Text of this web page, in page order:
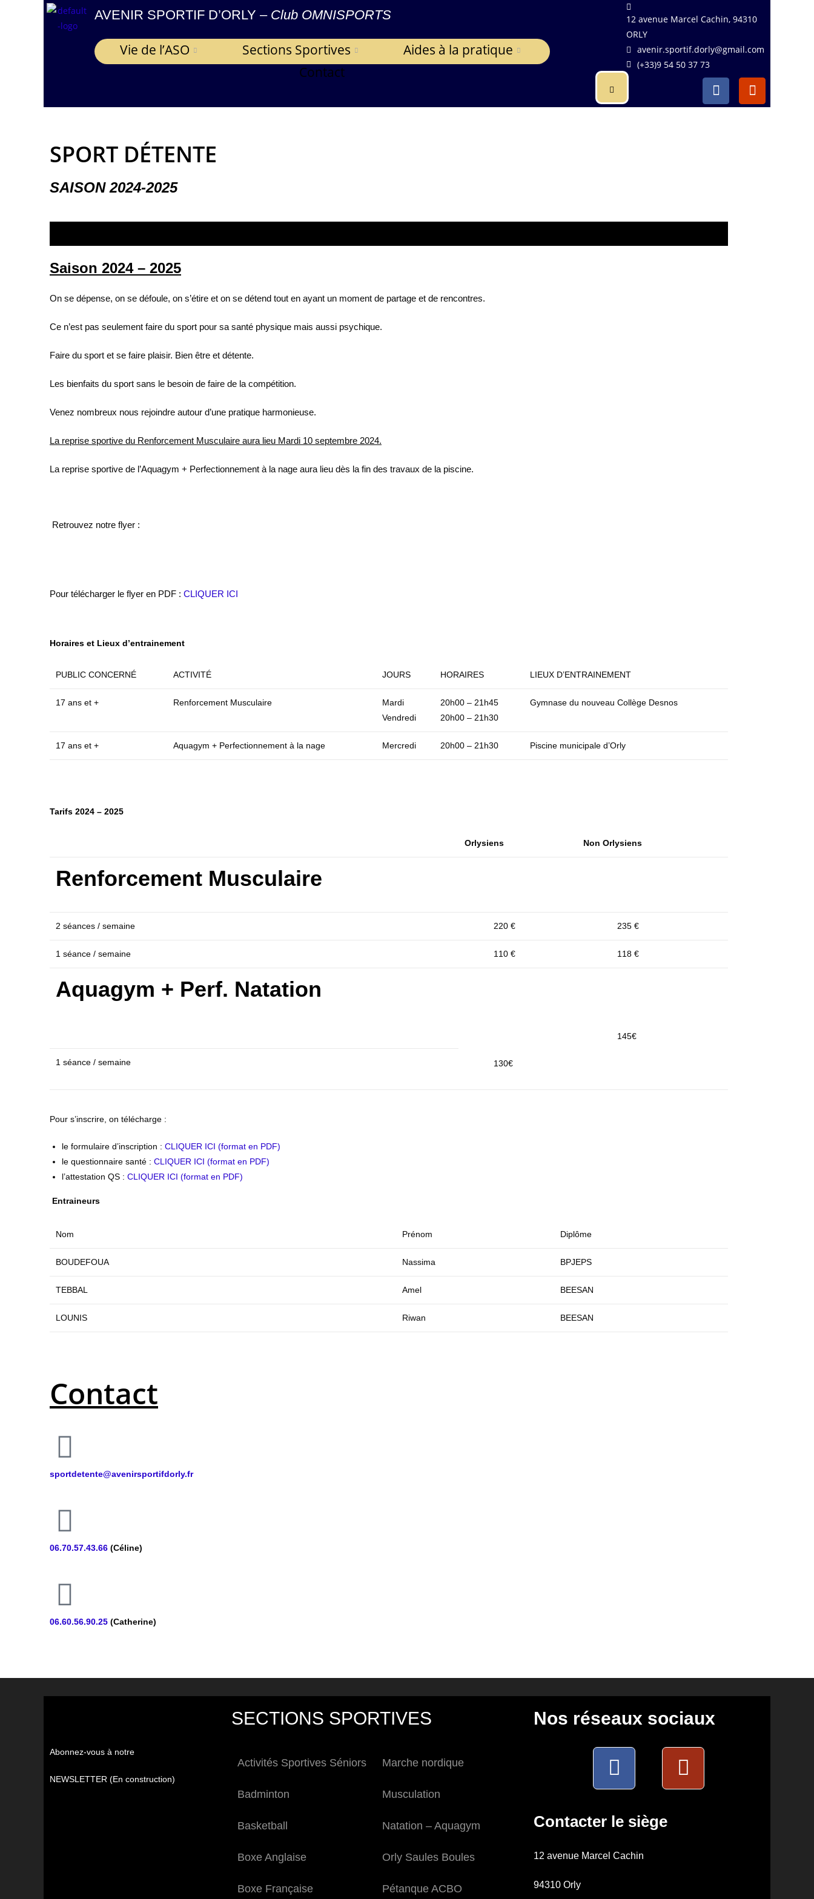
AVENIR SPORTIF D’ORLY – Club OMNISPORTS
Vie de l’ASO Sections Sportives
Aides à la pratique
Contact
12 avenue Marcel Cachin, 94310
ORLY
avenir.sportif.dorly@gmail.com
(+33)9 54 50 37 73
SPORT DÉTENTE
SAISON 2024-2025
Saison 2024 – 2025
On se dépense, on se défoule, on s’étire et on se détend tout en ayant un moment de partage et de rencontres.
Ce n’est pas seulement faire du sport pour sa santé physique mais aussi psychique.
Faire du sport et se faire plaisir. Bien être et détente.
Les bienfaits du sport sans le besoin de faire de la compétition.
Venez nombreux nous rejoindre autour d’une pratique harmonieuse.
La reprise sportive du Renforcement Musculaire aura lieu Mardi 10 septembre 2024.
La reprise sportive de l’Aquagym + Perfectionnement à la nage aura lieu dès la fin des travaux de la piscine.
Retrouvez notre flyer :
Pour télécharger le flyer en PDF : CLIQUER ICI
Horaires et Lieux d’entrainement
PUBLIC CONCERNÉ ACTIVITÉ JOURS HORAIRES LIEUX D’ENTRAINEMENT
17 ans et + Renforcement Musculaire
Mardi
Vendredi
20h00 – 21h45
20h00 – 21h30
Gymnase du nouveau Collège Desnos
17 ans et + Aquagym + Perfectionnement à la nage Mercredi 20h00 – 21h30 Piscine municipale d’Orly
Tarifs 2024 – 2025
Orlysiens Non Orlysiens
Renforcement Musculaire
2 séances / semaine 220 € 235 €
1 séance / semaine 110 € 118 €
Aquagym + Perf. Natation
130€
145€
1 séance / semaine
Pour s’inscrire, on télécharge :
le formulaire d’inscription : CLIQUER ICI (format en PDF)
le questionnaire santé : CLIQUER ICI (format en PDF)
l’attestation QS : CLIQUER ICI (format en PDF)
Entraineurs
Nom Prénom Diplôme
BOUDEFOUA Nassima BPJEPS
TEBBAL Amel BEESAN
LOUNIS Riwan BEESAN
Contact
sportdetente@avenirsportifdorly.fr
06.70.57.43.66 (Céline)
06.60.56.90.25 (Catherine)
Abonnez-vous à notre
NEWSLETTER (En construction)
SECTIONS SPORTIVES
Activités Sportives Séniors
Badminton
Basketball
Boxe Anglaise
Boxe Française
Marche nordique
Musculation
Natation – Aquagym
Orly Saules Boules
Pétanque ACBO
Nos réseaux sociaux
Contacter le siège
12 avenue Marcel Cachin
94310 Orly